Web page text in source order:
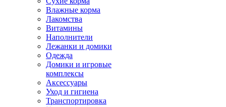
Влажные корма
Лакомства
Витамины
Наполнители
Лежанки и домики
Одежда
Домики и игровые
комплексы
Аксессуары
Уход и гигиена
Транспортировка